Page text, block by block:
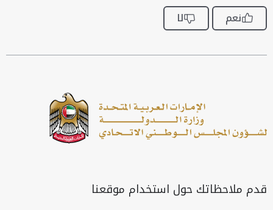
نعم لا
قدم ملاحظاتك حول استخدام موقعنا